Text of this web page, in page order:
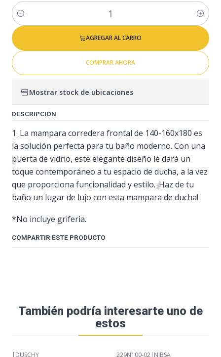
Cantidad
AGREGAR AL CARRO
COMPRAR AHORA
Mostrar stock de ubicaciones
DESCRIPCIÓN
1. La mampara corredera frontal de 140-160x180 es
la solución perfecta para tu baño moderno. Con una
puerta de vidrio, este elegante diseño le dará un
toque contemporáneo a tu espacio de ducha, a la vez
que proporciona funcionalidad y estilo. ¡Haz de tu
baño un lugar de lujo con esta mampara de ducha!
*No incluye griferia.
COMPARTIR ESTE PRODUCTO
También podría interesarte uno de
estos
| DUSCHY 229N100-02| NIBSA